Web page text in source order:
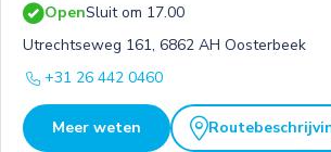
OpenSluit om 17.00
Utrechtseweg 161, 6862 AH Oosterbeek
+31 26 442 0460
Meer weten